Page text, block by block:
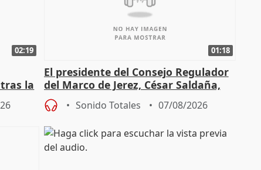
02:19
la
01:18
El presidente del Consejo Regulador
del Marco de Jerez, César Saldaña,
sobre exportaciones
Sonido Totales 07/08/2026